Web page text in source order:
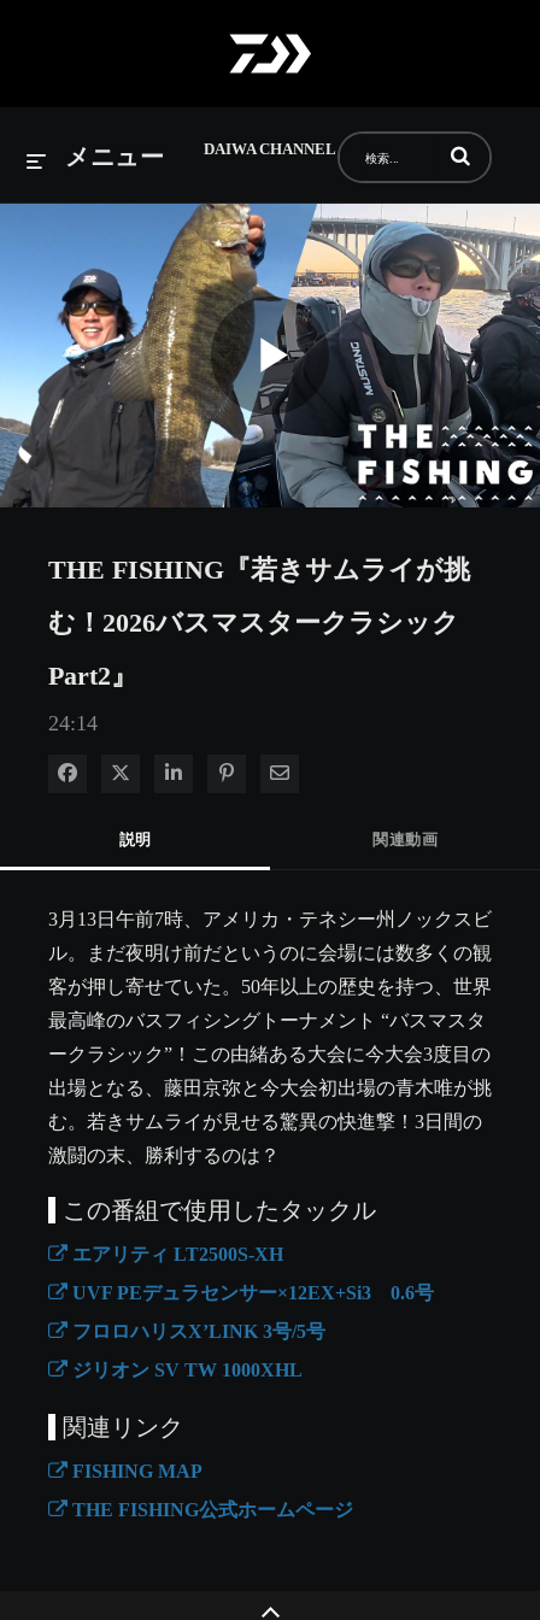
DAIWA CHANNEL
メニュー 動画の検索語句
Play
THE FISHING『若きサムライが挑
む！2026バスマスタークラシック
Part2』
24:14
Facebook で共有
Xで共有する
LinkedIn で共有
Pinterest に投稿
電子メールで共有
説明 関連動画
3月13日午前7時、アメリカ・テネシー州ノックスビ
ル。まだ夜明け前だというのに会場には数多くの観
客が押し寄せていた。50年以上の歴史を持つ、世界
最高峰のバスフィシングトーナメント “バスマスタ
ークラシック”！この由緒ある大会に今大会3度目の
出場となる、藤田京弥と今大会初出場の青木唯が挑
む。若きサムライが見せる驚異の快進撃！3日間の
激闘の末、勝利するのは？
この番組で使用したタックル
エアリティ LT2500S-XH
UVF PEデュラセンサー×12EX+Si3 0.6号
フロロハリスX’LINK 3号/5号
ジリオン SV TW 1000XHL
関連リンク
FISHING MAP
THE FISHING公式ホームページ